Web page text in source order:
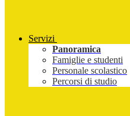
Servizi
Panoramica
Famiglie e studenti
Personale scolastico
Percorsi di studio